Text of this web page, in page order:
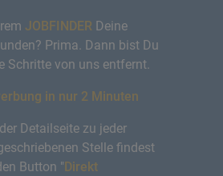
JOBFINDER Deine
Prima. Dann bist Du
Schritte von uns entfernt.
in nur 2 Minuten
Detailseite zu jeder
Stelle findest
Button " Direkt